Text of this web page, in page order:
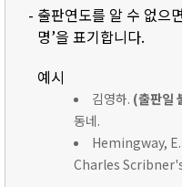
- 출판연도를 알 수 없으
명’을 표기합니다.
예시
김영하. (출판일
동네.
Hemingway, E.
Charles